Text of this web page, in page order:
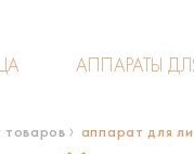
АППАРАТЫ
товаров аппарат для